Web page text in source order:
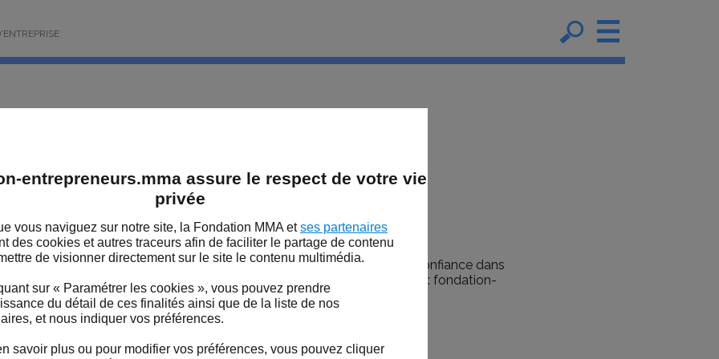
FONDATION MMA
DE LA FONDATION MMA
des articles 6-III et 19 de la Loi n° 2004-575 du 21 juin 2004 pour la Confiance dans
nous portons à la connaissance des utilisateurs et visiteurs du site : fondation-
suivantes :
entrepreneurs.mma assure le respect de votre vie
privée
vous naviguez sur notre site, la Fondation MMA etses partenaires
des cookies et autres traceurs afin de faciliter le partage de contenu
de visionner directement sur le site le contenu multimédia.
sur « Paramétrer les cookies », vous pouvez prendre
du détail de ces finalités ainsi que de la liste de nos
et nous indiquer vos préférences.
savoir plus ou pour modifier vos préférences, vous pouvez cliquer